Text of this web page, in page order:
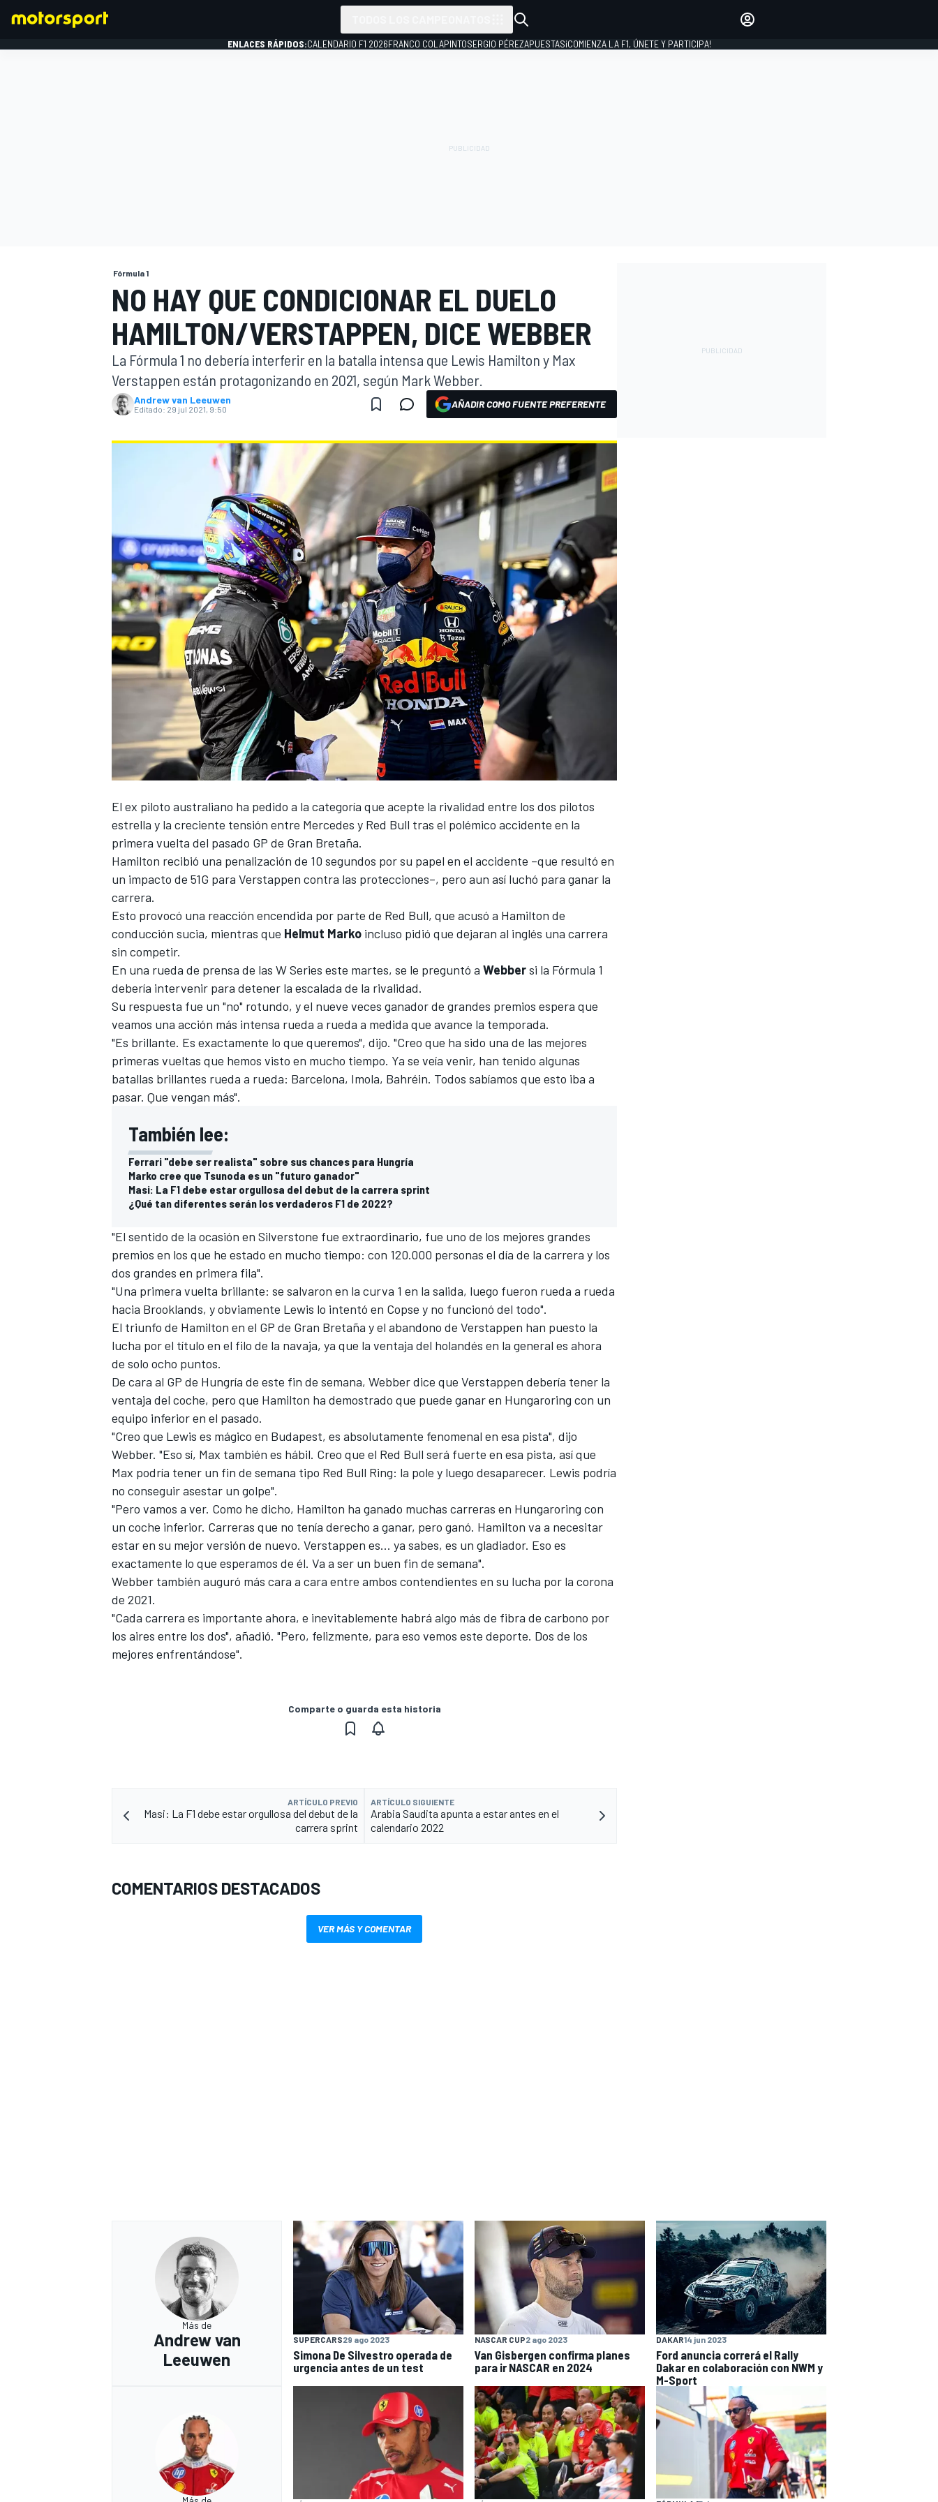
INDYCAR
MOTOGP
NASCAR CUP
FÓRMULA E
WRC
INICIAR SESIÓN
ENLACES RÁPIDOS:CALENDARIO F1 2026FRANCO COLAPINTOSERGIO PÉREZAPUESTAS¡COMIENZA LA F1, ÚNETE Y PARTICIPA!
Fórmula 1
NO HAY QUE CONDICIONAR EL DUELO
HAMILTON/VERSTAPPEN, DICE WEBBER
La Fórmula 1 no debería interferir en la batalla intensa que Lewis Hamilton y Max
Verstappen están protagonizando en 2021, según Mark Webber.
Andrew van Leeuwen
Editado: 29 jul 2021, 9:50 AÑADIR COMO FUENTE PREFERENTE
El ex piloto australiano ha pedido a la categoría que acepte la rivalidad entre los dos pilotos
estrella y la creciente tensión entre Mercedes y Red Bull tras el polémico accidente en la
primera vuelta del pasado GP de Gran Bretaña.
Hamilton recibió una penalización de 10 segundos por su papel en el accidente –que resultó en
un impacto de 51G para Verstappen contra las protecciones–, pero aun así luchó para ganar la
carrera.
Esto provocó una reacción encendida por parte de Red Bull, que acusó a Hamilton de
conducción sucia, mientras que Helmut Marko incluso pidió que dejaran al inglés una carrera
sin competir.
En una rueda de prensa de las W Series este martes, se le preguntó a Webbersi la Fórmula 1
debería intervenir para detener la escalada de la rivalidad.
Su respuesta fue un "no" rotundo, y el nueve veces ganador de grandes premios espera que
veamos una acción más intensa rueda a rueda a medida que avance la temporada.
"Es brillante. Es exactamente lo que queremos", dijo. "Creo que ha sido una de las mejores
primeras vueltas que hemos visto en mucho tiempo. Ya se veía venir, han tenido algunas
batallas brillantes rueda a rueda: Barcelona, Imola, Bahréin. Todos sabíamos que esto iba a
pasar. Que vengan más".
También lee:
Ferrari "debe ser realista" sobre sus chances para Hungría
Marko cree que Tsunoda es un "futuro ganador"
Masi: La F1 debe estar orgullosa del debut de la carrera sprint
¿Qué tan diferentes serán los verdaderos F1 de 2022?
"El sentido de la ocasión en Silverstone fue extraordinario, fue uno de los mejores grandes
premios en los que he estado en mucho tiempo: con 120.000 personas el día de la carrera y los
dos grandes en primera fila".
"Una primera vuelta brillante: se salvaron en la curva 1 en la salida, luego fueron rueda a rueda
hacia Brooklands, y obviamente Lewis lo intentó en Copse y no funcionó del todo".
El triunfo de Hamilton en el GP de Gran Bretaña y el abandono de Verstappen han puesto la
lucha por el título en el filo de la navaja, ya que la ventaja del holandés en la general es ahora
de solo ocho puntos.
De cara al GP de Hungría de este fin de semana, Webber dice que Verstappen debería tener la
ventaja del coche, pero que Hamilton ha demostrado que puede ganar en Hungaroring con un
equipo inferior en el pasado.
"Creo que Lewis es mágico en Budapest, es absolutamente fenomenal en esa pista", dijo
Webber. "Eso sí, Max también es hábil. Creo que el Red Bull será fuerte en esa pista, así que
Max podría tener un fin de semana tipo Red Bull Ring: la pole y luego desaparecer. Lewis podría
no conseguir asestar un golpe".
"Pero vamos a ver. Como he dicho, Hamilton ha ganado muchas carreras en Hungaroring con
un coche inferior. Carreras que no tenía derecho a ganar, pero ganó. Hamilton va a necesitar
estar en su mejor versión de nuevo. Verstappen es... ya sabes, es un gladiador. Eso es
exactamente lo que esperamos de él. Va a ser un buen fin de semana".
Webber también auguró más cara a cara entre ambos contendientes en su lucha por la corona
de 2021.
"Cada carrera es importante ahora, e inevitablemente habrá algo más de fibra de carbono por
los aires entre los dos", añadió. "Pero, felizmente, para eso vemos este deporte. Dos de los
mejores enfrentándose".
Comparte o guarda esta historia
ARTÍCULO PREVIO
Masi: La F1 debe estar orgullosa del debut de la
carrera sprint
ARTÍCULO SIGUIENTE
Arabia Saudita apunta a estar antes en el
calendario 2022
COMENTARIOS DESTACADOS
VER MÁS Y COMENTAR
Más de
Andrew van
Leeuwen
SUPERCARS29 ago 2023
Simona De Silvestro operada de
urgencia antes de un test
NASCAR CUP2 ago 2023
Van Gisbergen confirma planes
para ir NASCAR en 2024
DAKAR14 jun 2023
Ford anuncia correrá el Rally
Dakar en colaboración con NWM y
M-Sport